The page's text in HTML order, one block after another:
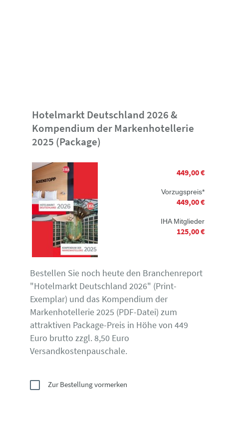
Hotelmarkt Deutschland 2026 &
Kompendium der Markenhotellerie
2025 (Package)
449,00 €
Vorzugspreis*
449,00 €
IHA Mitglieder
125,00 €
Bestellen Sie noch heute den Branchenreport
"Hotelmarkt Deutschland 2026" (Print-
Exemplar) und das Kompendium der
Markenhotellerie 2025 (PDF-Datei) zum
attraktiven Package-Preis in Höhe von 449
Euro brutto zzgl. 8,50 Euro
Versandkostenpauschale.
Zur Bestellung vormerken